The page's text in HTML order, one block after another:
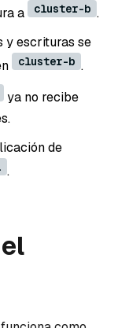
a cluster-b .
y escrituras se
cluster-b .
ya no recibe
de
.